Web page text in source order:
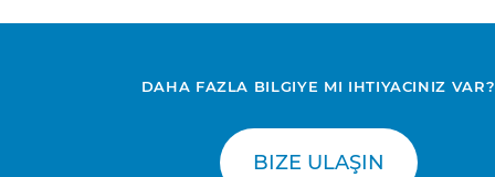
DAHA FAZLA BILGIYE MI IHTIYACINIZ VAR?
BIZE ULAŞIN